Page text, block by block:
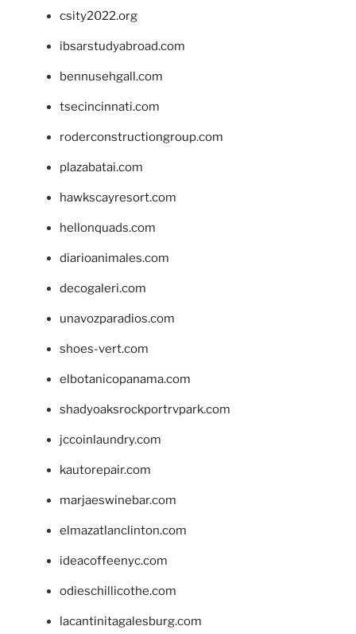
csity2022.org
ibsarstudyabroad.com
bennusehgall.com
tsecincinnati.com
roderconstructiongroup.com
plazabatai.com
hawkscayresort.com
hellonquads.com
diarioanimales.com
decogaleri.com
unavozparadios.com
shoes-vert.com
elbotanicopanama.com
shadyoaksrockportrvpark.com
jccoinlaundry.com
kautorepair.com
marjaeswinebar.com
elmazatlanclinton.com
ideacoffeenyc.com
odieschillicothe.com
lacantinitagalesburg.com